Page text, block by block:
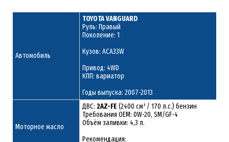
Автомобиль
TOYOTA VANGUARD
Руль: Правый
Поколение: 1
Кузов: ACA33W
Привод: 4WD
КПП: вариатор
Годы выпуска: 2007-2013
Моторное масло
ДВС: 2AZ-FE (2400 см³ / 170 л.с.) бензин
Требования ОЕМ: 0W-20, SM/GF-4
Объём заливки: 4,3 л.
Рекомендация: